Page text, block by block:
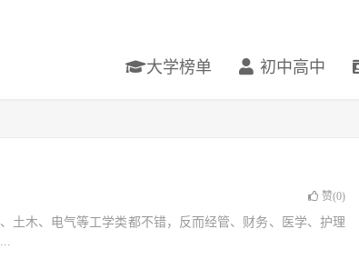
大学榜单 初中高中
赞(0)
木、电气等工学类都不错，反而经管、财务、医学、护理